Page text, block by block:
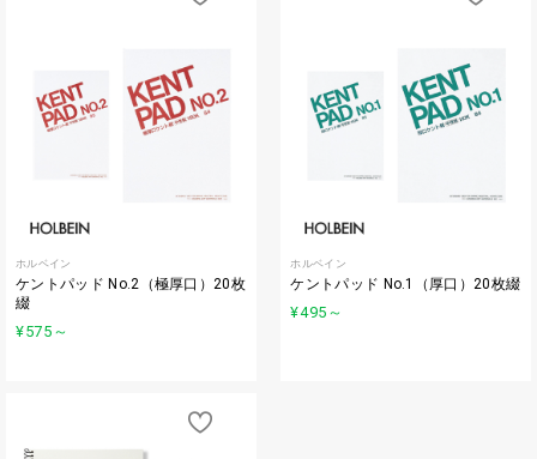
ホルベイン
ケントパッド No.2（極厚口）20枚
綴
¥575 ～
ホルベイン
ケントパッド No.1（厚口）20枚綴
¥495 ～